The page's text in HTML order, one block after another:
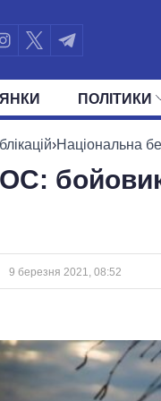
ПОЛIТИКИ
ПОЛІТИКИ ПРЕЗИДЕНТ І
›Національна
9 березня 2021, 08:52